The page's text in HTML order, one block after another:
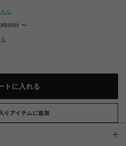
ら
00分 〜
トに入れる
りアイテムに追加